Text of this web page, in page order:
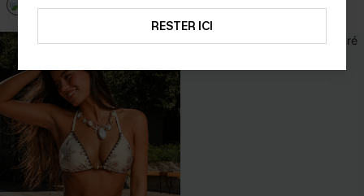
RESTER ICI